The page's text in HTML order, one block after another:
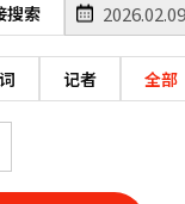
搜索
记者 全部